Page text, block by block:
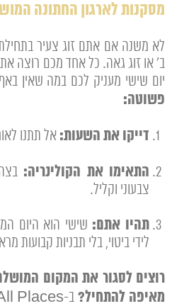
מסקנות לארגון החתונה
לא משנה אם אתם זוג צעיר
ב' או זוג גאה. כל אחד מכם רוצה
יום שישי מעניק לכם במה שאין
פשוטה:
דייקו את השעות: אל תתנו
התאימו את הקולינריה:
צבעוני וקליל.
תהיו אתם: שישי הוא היום
לידי ביטוי, בלי תבניות קבועות
רוצים לסגור את המקום
מאיפה להתחיל?